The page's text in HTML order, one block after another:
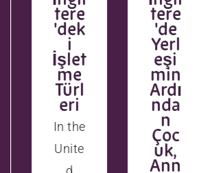
tere
'dek
İşlet
me
Türl
eri
In the
Unite
tere
'de
Yerl
eşi
min
Ardı
nda
Çoc
uk,
Ann